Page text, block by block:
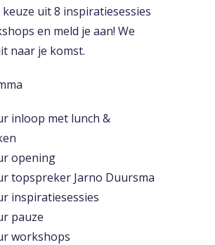
keuze uit 8 inspiratiesessies
en meld je aan! We
naar je komst.
inloop met lunch &
opening
topspreker Jarno Duursma
inspiratiesessies
pauze
workshops